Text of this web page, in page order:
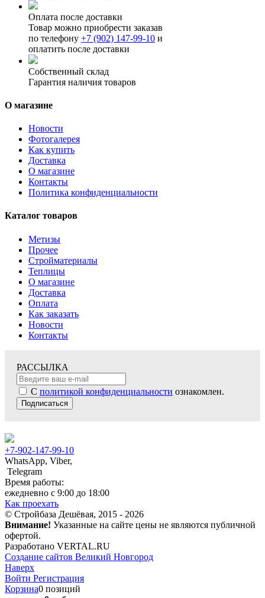
Оплата после доставки
Товар можно приобрести заказав
по телефону +7 (902) 147-99-10 и
оплатить после доставки
Собственный склад
Гарантия наличия товаров
О магазине
Новости
Фотогалерея
Как купить
Доставка
О магазине
Контакты
Политика конфиденциальности
Каталог товаров
Метизы
Прочее
Стройматериалы
Теплицы
О магазине
Доставка
Оплата
Как заказать
Новости
Контакты
РАССЫЛКА
С политикой конфиденциальности ознакомлен.
Подписаться
+7-902-147-99-10
WhatsApp, Viber,
Telegram
Время работы:
ежедневно с 9:00 до 18:00
Как проехать
© Стройбаза Дешёвая, 2015 - 2026
Внимание! Указанные на сайте цены не являются публичной
офертой.
Разработано VERTAL.RU
Создание сайтов Великий Новгород
Наверх
Войти Регистрация
Корзина0 позиций